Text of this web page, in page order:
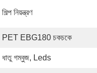
শিল্প নিয়ন্ত্রণ
PET EBG180 চকচকে
ধাতু গম্বুজ, Leds